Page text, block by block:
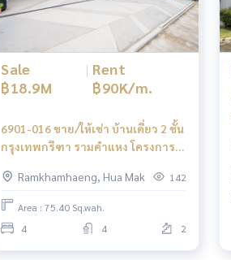
Sale
฿18.9M
| Rent
฿90K/m.
6901-016 ขาย/ให้เช่า บ้านเดี่ยว 2 ชั้น
กรุงเทพกรีฑา รามคำแหง โครงการ
Ramkhamhaeng, Hua Mak
142
Area : 75.40 Sq.wah.
4
4 2